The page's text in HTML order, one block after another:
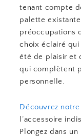
tenant compte
palette
préoccupations
choix éclairé qui
été de plaisir et
qui complètent
personnelle.
Découvrez
l’accessoire
Plongez dans